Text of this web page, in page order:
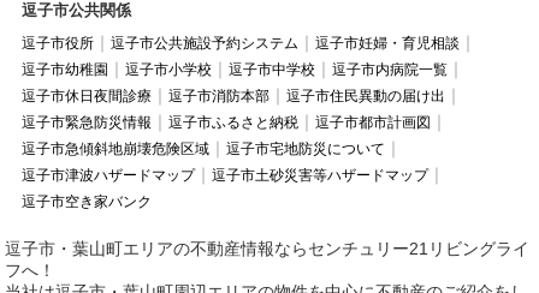
逗子市公共関係
逗子市役所 逗子市公共施設予約システム
逗子市妊婦・育児相談
逗子市幼稚園
逗子市小学校 逗子市中学校
逗子市内病院一覧
逗子市休日夜間診療
逗子市消防本部
逗子市住民異動の届け出
逗子市緊急防災情報
逗子市ふるさと納税
逗子市都市計画図
逗子市急傾斜地崩壊危険区域
逗子市宅地防災について
逗子市津波ハザードマップ
逗子市土砂災害等ハザードマップ
逗子市空き家バンク
逗子市・葉山町エリアの不動産情報ならセンチュリー21リビングライ
フへ！